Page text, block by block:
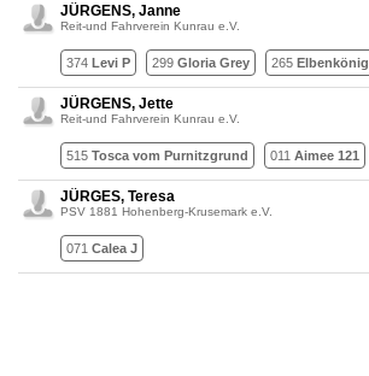
JÜRGENS, Janne
Reit-und Fahrverein Kunrau e.V.
374 Levi P 299 Gloria Grey 265 Elbenkönig
JÜRGENS, Jette
Reit-und Fahrverein Kunrau e.V.
515 Tosca vom Purnitzgrund 011 Aimee 121
JÜRGES, Teresa
PSV 1881 Hohenberg-Krusemark e.V.
071 Calea J